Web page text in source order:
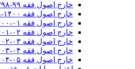
خارج اصول فقه ۹۹-۱۳۹۸
خارج اصول فقه ۱۴۰۰-۱۳۹۹
خارج اصول فقه ۰۱-۱۴۰۰
خارج اصول فقه ۰۲-۱۴۰۱
خارج اصول فقه ۰۳-۱۴۰۲
خارج اصول فقه ۰۴-۱۴۰۳
خارج اصول فقه ۰۵-۱۴۰۴